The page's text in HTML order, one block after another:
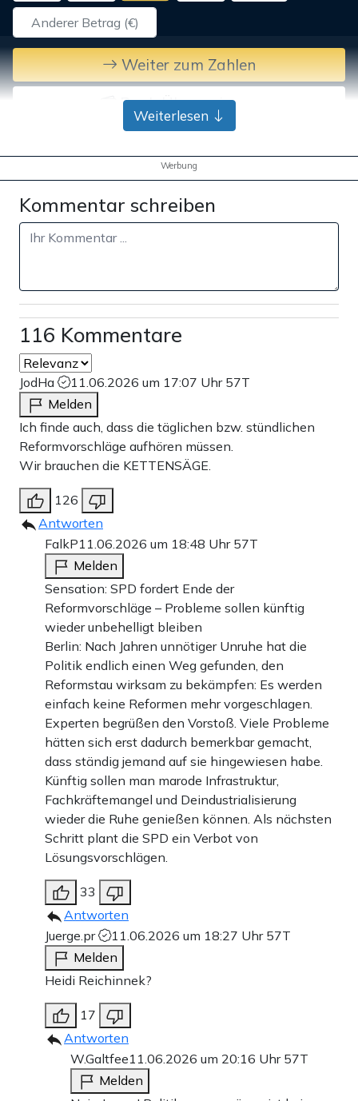
Weiter zum Zahlen
Bank-Überweisung
Weiterlesen
Werbung
Kommentar schreiben
116 Kommentare
JodHa 11.06.2026 um 17:07 Uhr 57T
Melden
Ich finde auch, dass die täglichen bzw. stündlichen
Reformvorschläge aufhören müssen.
Wir brauchen die KETTENSÄGE.
126
Antworten
FalkP11.06.2026 um 18:48 Uhr 57T
Melden
Sensation: SPD fordert Ende der
Reformvorschläge – Probleme sollen künftig
wieder unbehelligt bleiben
Berlin: Nach Jahren unnötiger Unruhe hat die
Politik endlich einen Weg gefunden, den
Reformstau wirksam zu bekämpfen: Es werden
einfach keine Reformen mehr vorgeschlagen.
Experten begrüßen den Vorstoß. Viele Probleme
hätten sich erst dadurch bemerkbar gemacht,
dass ständig jemand auf sie hingewiesen habe.
Künftig sollen man marode Infrastruktur,
Fachkräftemangel und Deindustrialisierung
wieder die Ruhe genießen können. Als nächsten
Schritt plant die SPD ein Verbot von
Lösungsvorschlägen.
33
Antworten
Juerge.pr
11.06.2026 um 18:27 Uhr 57T
Melden
Heidi Reichinnek?
17
Antworten
W.Galtfee11.06.2026 um 20:16 Uhr 57T
Melden